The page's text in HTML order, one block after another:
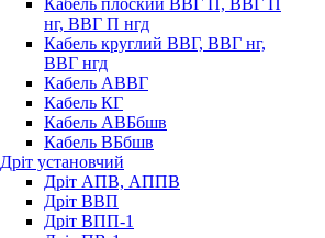
Кабель плоский ВВГ П, ВВГ П
нг, ВВГ П нгд
Кабель круглий ВВГ, ВВГ нг,
ВВГ нгд
Кабель АВВГ
Кабель КГ
Кабель АВБбшв
Кабель ВБбшв
Дріт установчий
Дріт АПВ, АППВ
Дріт ВВП
Дріт ВПП-1